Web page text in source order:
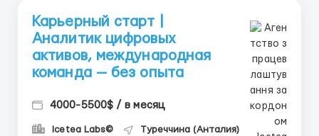
Карьерный старт |
Аналитик цифровых
активов, международная
команда — без опыта
4000-5500$ / в месяц
Icetea Labs© Туреччина (Анталия)